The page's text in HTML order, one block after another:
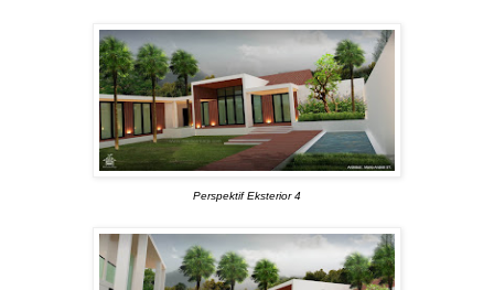
Perspektif Eksterior 4